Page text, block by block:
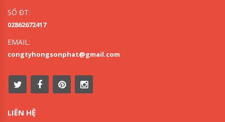
SỐ ĐT:
02862672417
EMAIL:
congtyhongsonphat@gmail.com
LIÊN HỆ